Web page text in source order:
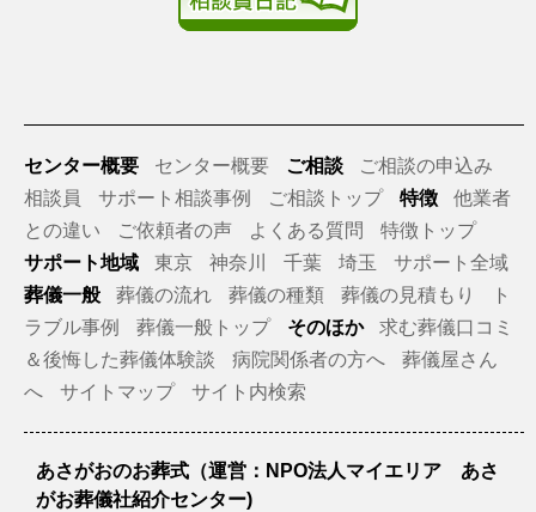
センター概要 センター概要 ご相談
ご相談の申込み
相談員
サポート相談事例 ご相談トップ 特徴
他業者
との違い
ご依頼者の声 よくある質問
特徴トップ
サポート地域
東京 神奈川 千葉 埼玉
サポート全域
葬儀一般
葬儀の流れ 葬儀の種類 葬儀の見積もり
ト
ラブル事例
葬儀一般トップ そのほか
求む葬儀口コミ
＆後悔した葬儀体験談
病院関係者の方へ
葬儀屋さん
へ
サイトマップ サイト内検索
あさがおのお葬式（運営：NPO法人マイエリア あさ
がお葬儀社紹介センター)